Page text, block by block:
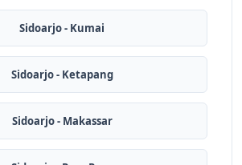
Sidoarjo - Kumai
Sidoarjo - Ketapang
Sidoarjo - Makassar